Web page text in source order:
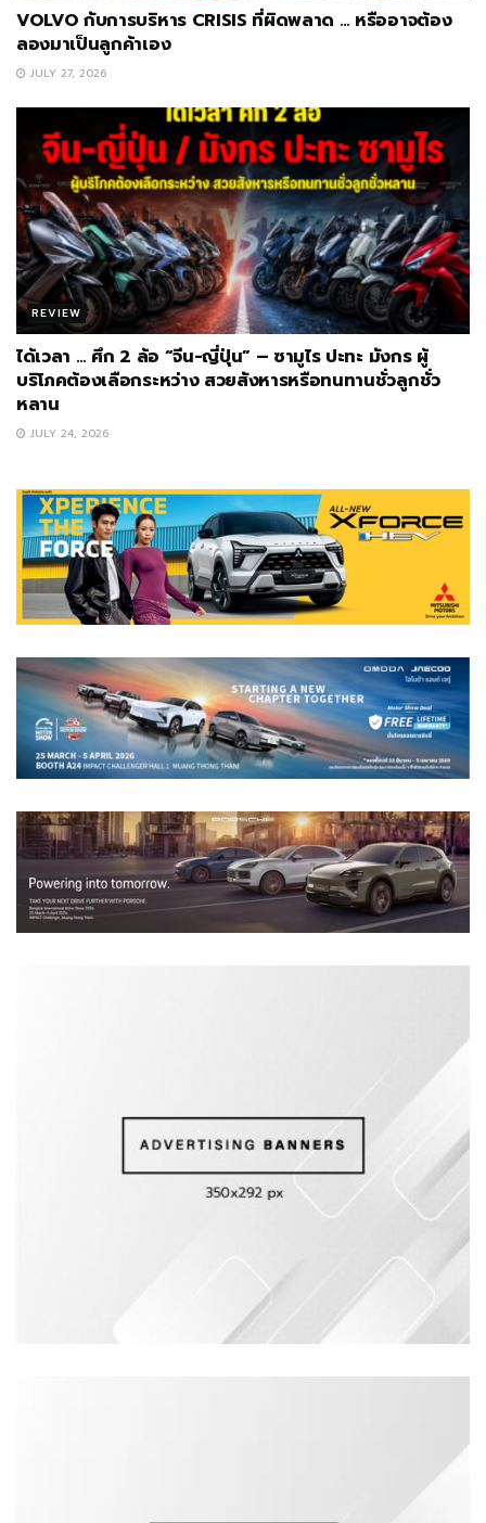
VOLVO กับการบริหาร CRISIS ที่ผิดพลาด … หรืออาจต้อง
ลองมาเป็นลูกค้าเอง
JULY 27, 2026
REVIEW
ได้เวลา … ศึก 2 ล้อ “จีน-ญี่ปุ่น” – ซามูไร ปะทะ มังกร ผู้
บริโภคต้องเลือกระหว่าง สวยสังหารหรือทนทานชั่วลูกชั่ว
หลาน
JULY 24, 2026